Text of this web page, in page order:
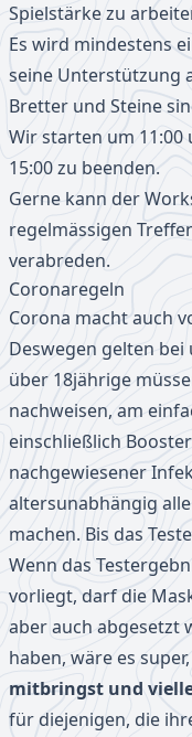
Spielstärke zu
Es wird mindestens
seine Unterstützung
Bretter und Steine
Wir starten um 11:00
15:00 zu beenden.
Gerne kann der
regelmässigen
verabreden.
Coronaregeln
Corona macht auch
Deswegen gelten
über 18jährige
nachweisen, am
einschließlich
nachgewiesener
altersunabhängig
machen. Bis das
Wenn das
vorliegt, darf die
aber auch abgesetzt
haben, wäre es
mitbringst und
für diejenigen, die